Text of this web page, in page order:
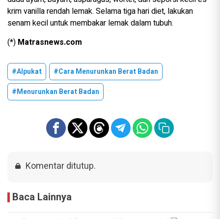
krim vanilla rendah lemak. Selama tiga hari diet, lakukan
senam kecil untuk membakar lemak dalam tubuh.
(*) Matrasnews.com
#alpukat
#cara Menurunkan Berat Badan
#menurunkan Berat Badan
Komentar ditutup.
Baca Lainnya